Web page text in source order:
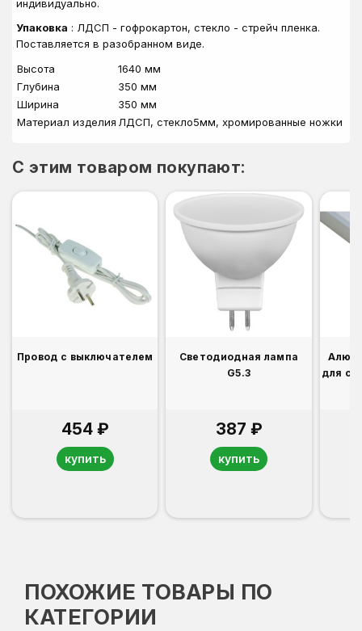
индивидуально.
Упаковка : ЛДСП - гофрокартон, стекло - стрейч пленка.
Поставляется в разобранном виде.
Высота
1640 мм
Глубина
350 мм
Ширина
350 мм
Материал изделия ЛДСП, стекло5мм, хромированные ножки
C этим товаром покупают:
Провод с выключателем
454 ₽
купить
Светодиодная лампа
G5.3
387 ₽
купить
для
ПОХОЖИЕ ТОВАРЫ ПО
КАТЕГОРИИ